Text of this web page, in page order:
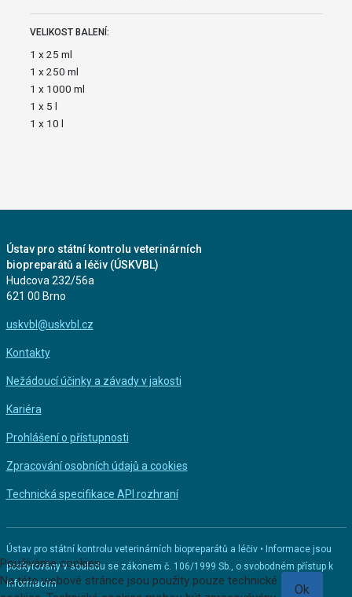
VELIKOST BALENÍ:
1 x 25 ml
1 x 250 ml
1 x 1000 ml
1 x 5 l
1 x 10 l
Ústav pro státní kontrolu veterinárních
biopreparátů a léčiv (ÚSKVBL)
Hudcova 232/56a
621 00 Brno
uskvbl@uskvbl.cz
Kontakty
Nežádoucí účinky a závady v jakosti
Kariéra
Prohlášení o přístupnosti
Zpracování osobních údajů a cookies
Technická specifikace API rozhraní
Ústav pro státní kontrolu veterinárních biopreparátů a léčiv • Informace jsou
poskytovány v souladu se zákonem č. 106/1999 Sb., o svobodném přístup k
informacím
Používáme cookies
Na této webové stránce jsou použity pouze technické
Ok